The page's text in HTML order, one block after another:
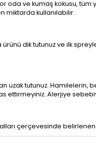
oda ve kumaş kokusu,
miktarda kullanılabilir.
ürünü dik tutunuz ve ilk
uzak tutunuz.
ettirmeyiniz. Alerjiye
çerçevesinde